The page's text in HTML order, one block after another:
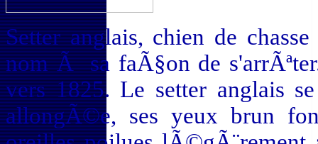
Setter anglais, chien de
nom Ã sa faÃ§on de
vers 1825. Le setter anglais
allongÃ©e, ses yeux brun